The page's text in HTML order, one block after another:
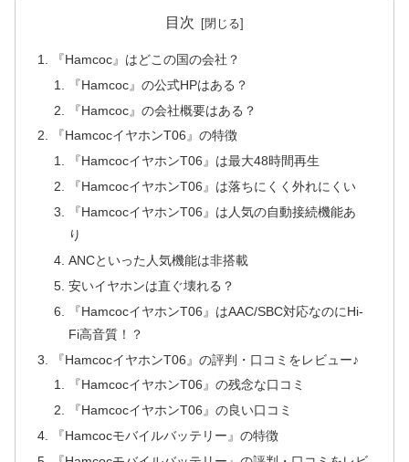
目次
『Hamcoc』はどこの国の会社？
『Hamcoc』の公式HPはある？
『Hamcoc』の会社概要はある？
『HamcocイヤホンT06』の特徴
『HamcocイヤホンT06』は最大48時間再生
『HamcocイヤホンT06』は落ちにくく外れにくい
『HamcocイヤホンT06』は人気の自動接続機能あ
り
ANCといった人気機能は非搭載
安いイヤホンは直ぐ壊れる？
『HamcocイヤホンT06』はAAC/SBC対応なのにHi-
Fi高音質！？
『HamcocイヤホンT06』の評判・口コミをレビュー♪
『HamcocイヤホンT06』の残念な口コミ
『HamcocイヤホンT06』の良い口コミ
『Hamcocモバイルバッテリー』の特徴